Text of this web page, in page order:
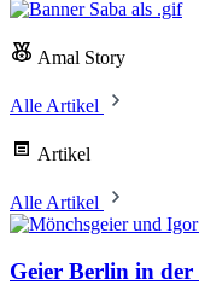
Amal Story
Alle Artikel
Artikel
Alle Artikel
Geier Berlin in